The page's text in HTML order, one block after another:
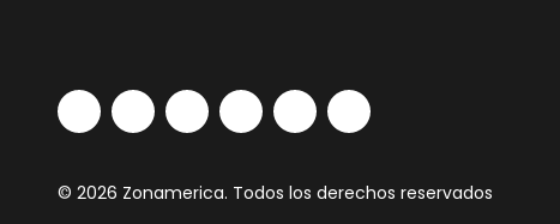
© 2026 Zonamerica. Todos los derechos reservados